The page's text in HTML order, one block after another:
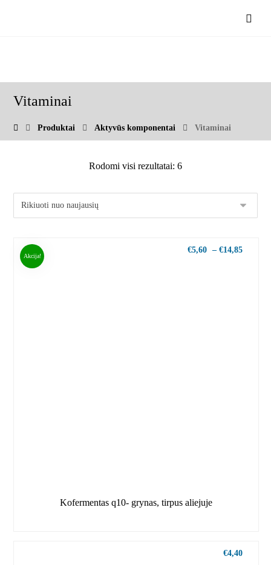
Vitaminai
Produktai Aktyvūs komponentai Vitaminai
Rodomi visi rezultatai: 6
Akcija!
Kofermentas q10- grynas, tirpus aliejuje
€5,60 – €14,85
€4,40